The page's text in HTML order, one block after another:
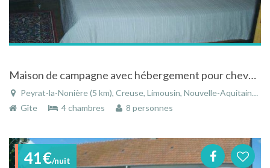
Maison de campagne avec hébergement pour chevaux à Peyrat-la-Nonière dans la Creuse
Peyrat-la-Nonière (5 km), Creuse, Limousin, Nouvelle-Aquitaine, France
Gîte
4 chambres 8 personnes
41€/nuit